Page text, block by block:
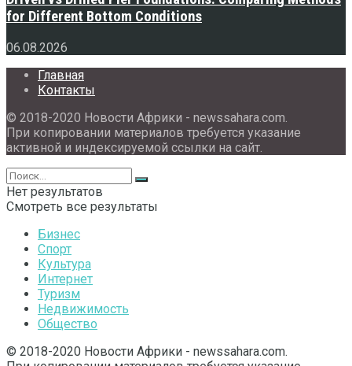
for Different Bottom Conditions
06.08.2026
Главная
Контакты
© 2018-2020 Новости Африки - newssahara.com.
При копировании материалов требуется указание
активной и индексируемой ссылки на сайт.
Нет результатов
Смотреть все результаты
Бизнес
Спорт
Культура
Интернет
Туризм
Недвижимость
Общество
© 2018-2020 Новости Африки - newssahara.com.